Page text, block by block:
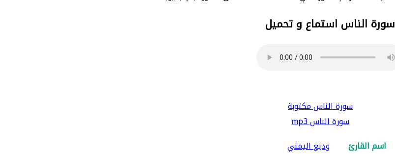
سورة الناس استماع و تحميل
سورة الناس مكتوبة
سورة الناس mp3
اسم القارئ
وديع اليمني